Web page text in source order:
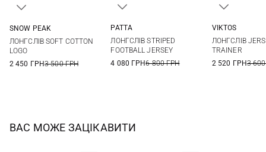
SNOW PEAK
ЛОНГСЛІВ SOFT COTTON
LOGO
2 450 ГРН3 500 ГРН
PATTA
ЛОНГСЛІВ STRIPED
FOOTBALL JERSEY
4 080 ГРН6 800 ГРН
XXL
3XL
VIKTOS
ЛОНГСЛІВ
TRAINER
2 520 ГРН3
ВАС МОЖЕ ЗАЦІКАВИТИ